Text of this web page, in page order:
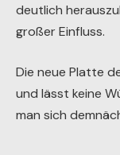
deutlich
großer Einfluss.
Die neue Platte
und lässt keine
man sich